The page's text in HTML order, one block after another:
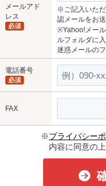
メールアド
レス
必須
※ご記入いた
認メールをお
※Yahoo!メー
ルフォルダに
迷惑メールの
電話番号
必須
FAX
※プライバシー
内容に同意の